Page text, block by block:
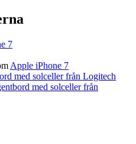
7
Apple iPhone 7
med solceller från Logitech
med solceller från